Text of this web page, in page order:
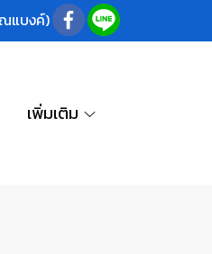
แบงค์)
เพิ่มเติม